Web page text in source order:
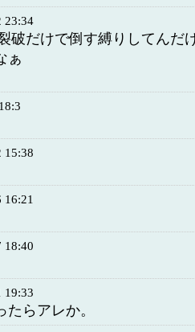
23:34
破だけで倒す縛りしてんだ
ぁ
15:38
16:21
18:40
19:33
らアレか。